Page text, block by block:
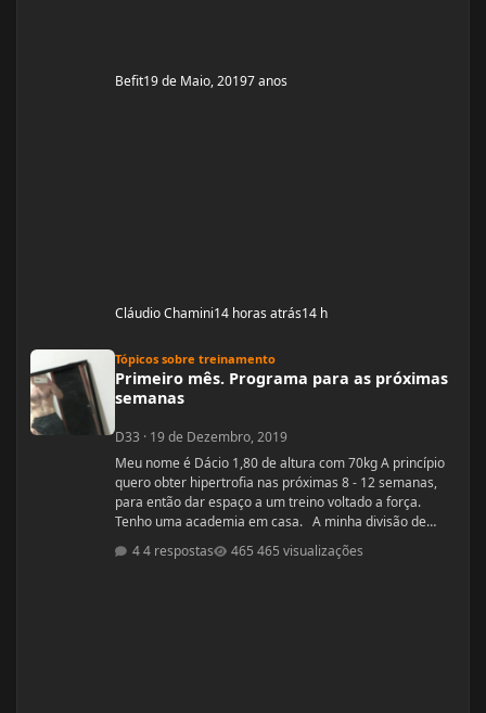
Befit19 de Maio, 20197 anos
Cláudio Chamini14 horas atrás14 h
Tópicos sobre treinamento
Primeiro mês. Programa para as próximas
semanas
D33 · 19 de Dezembro, 2019
Meu nome é Dácio 1,80 de altura com 70kg A princípio
quero obter hipertrofia nas próximas 8 - 12 semanas,
para então dar espaço a um treino voltado a força.
Tenho uma academia em casa. A minha divisão de
RDL: 3x8 - 37,5kg Panturilha com uma perna 3x20 - 8kg
4 respostas 465 visualizações